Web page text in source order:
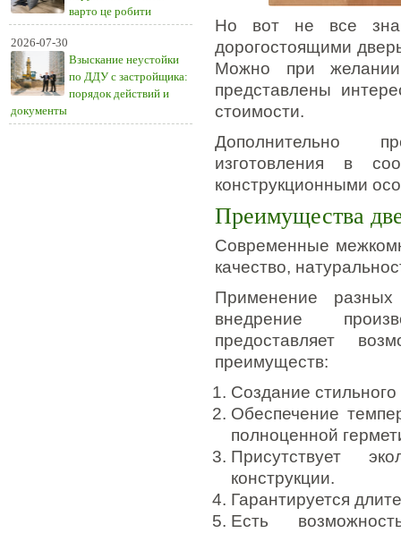
варто це робити
2026-07-30
Взыскание неустойки
по ДДУ с застройщика:
порядок действий и
документы
Но вот не все
дорогостоящими
Можно при
представлены
стоимости.
Дополнительно
изготовления в
конструкционными
Преимущества
Современные
качество,
Применение
внедрение
предоставляет
преимуществ:
Создание
Обеспечение
полноценной
Присутствует
конструкции.
Гарантируется
Есть